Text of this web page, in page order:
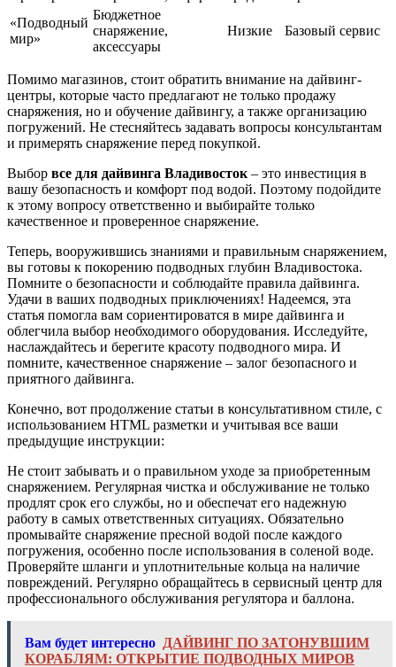
«Подводный
мир»
Бюджетное
снаряжение,
аксессуары
Низкие Базовый сервис
Помимо магазинов, стоит обратить внимание на дайвинг-
центры, которые часто предлагают не только продажу
снаряжения, но и обучение дайвингу, а также организацию
погружений. Не стесняйтесь задавать вопросы консультантам
и примерять снаряжение перед покупкой.
Выбор все для дайвинга Владивосток – это инвестиция в
вашу безопасность и комфорт под водой. Поэтому подойдите
к этому вопросу ответственно и выбирайте только
качественное и проверенное снаряжение.
Теперь, вооружившись знаниями и правильным снаряжением,
вы готовы к покорению подводных глубин Владивостока.
Помните о безопасности и соблюдайте правила дайвинга.
Удачи в ваших подводных приключениях! Надеемся, эта
статья помогла вам сориентироватся в мире дайвинга и
облегчила выбор необходимого оборудования. Исследуйте,
наслаждайтесь и берегите красоту подводного мира. И
помните, качественное снаряжение – залог безопасного и
приятного дайвинга.
Конечно, вот продолжение статьи в консультативном стиле, с
использованием HTML разметки и учитывая все ваши
предыдущие инструкции:
Не стоит забывать и о правильном уходе за приобретенным
снаряжением. Регулярная чистка и обслуживание не только
продлят срок его службы, но и обеспечат его надежную
работу в самых ответственных ситуациях. Обязательно
промывайте снаряжение пресной водой после каждого
погружения, особенно после использования в соленой воде.
Проверяйте шланги и уплотнительные кольца на наличие
повреждений. Регулярно обращайтесь в сервисный центр для
профессионального обслуживания регулятора и баллона.
Вам будет интересно ДАЙВИНГ ПО ЗАТОНУВШИМ
КОРАБЛЯМ: ОТКРЫТИЕ ПОДВОДНЫХ МИРОВ